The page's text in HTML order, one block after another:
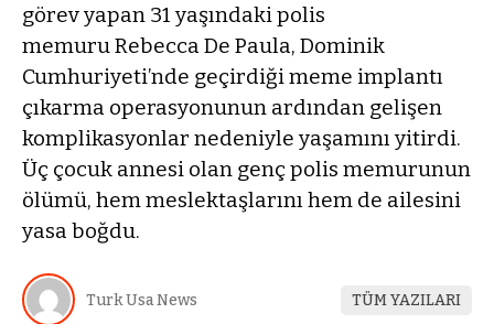
görev yapan 31 yaşındaki polis
memuru Rebecca De Paula, Dominik
Cumhuriyeti’nde geçirdiği meme implantı
çıkarma operasyonunun ardından gelişen
komplikasyonlar nedeniyle yaşamını yitirdi.
Üç çocuk annesi olan genç polis memurunun
ölümü, hem meslektaşlarını hem de ailesini
yasa boğdu.
Turk Usa News TÜM YAZILARI